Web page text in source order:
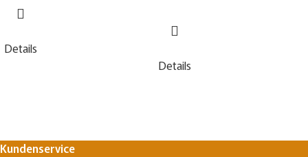
Details
Details
Kundenservice